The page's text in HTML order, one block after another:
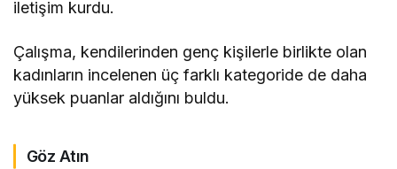
iletişim kurdu.
Çalışma, kendilerinden genç kişilerle birlikte olan
kadınların incelenen üç farklı kategoride de daha
yüksek puanlar aldığını buldu.
Göz Atın